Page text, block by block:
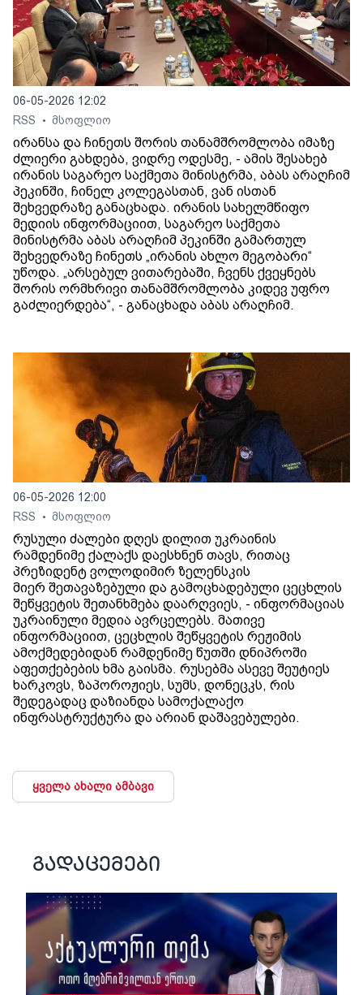
06-05-2026 12:02
RSS
• მსოფლიო
ირანსა და ჩინეთს შორის თანამშრომლობა იმაზე
ძლიერი გახდება, ვიდრე ოდესმე, - ამის შესახებ
ირანის საგარეო საქმეთა მინისტრმა, აბას არაღჩიმ
პეკინში, ჩინელ კოლეგასთან, ვან ისთან
შეხვედრაზე განაცხადა. ირანის სახელმწიფო
მედიის ინფორმაციით, საგარეო საქმეთა
მინისტრმა აბას არაღჩიმ პეკინში გამართულ
შეხვედრაზე ჩინეთს „ირანის ახლო მეგობარი“
უწოდა. „არსებულ ვითარებაში, ჩვენს ქვეყნებს
შორის ორმხრივი თანამშრომლობა კიდევ უფრო
გაძლიერდება“, - განაცხადა აბას არაღჩიმ.
06-05-2026 12:00
RSS
• მსოფლიო
რუსული ძალები დღეს დილით უკრაინის
რამდენიმე ქალაქს დაესხნენ თავს, რითაც
პრეზიდენტ ვოლოდიმირ ზელენსკის
მიერ შეთავაზებული და გამოცხადებული ცეცხლის
შეწყვეტის შეთანხმება დაარღვიეს, - ინფორმაციას
უკრაინული მედია ავრცელებს. მათივე
ინფორმაციით, ცეცხლის შეწყვეტის რეჟიმის
ამოქმედებიდან რამდენიმე წუთში დნიპროში
აფეთქებების ხმა გაისმა. რუსებმა ასევე შეუტიეს
ხარკოვს, ზაპოროჟიეს, სუმს, დონეცკს, რის
შედეგადაც დაზიანდა სამოქალაქო
ინფრასტრუქტურა და არიან დაშავებულები.
ყველა ახალი ამბავი
გადაცემები